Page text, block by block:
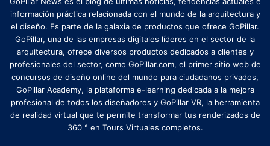
información práctica relacionada con el mundo de la arquitectura y
el diseño. Es parte de la galaxia de productos que ofrece GoPillar.
GoPillar, una de las empresas digitales líderes en el sector de la
arquitectura, ofrece diversos productos dedicados a clientes y
profesionales del sector, como GoPillar.com, el primer sitio web de
concursos de diseño online del mundo para ciudadanos privados,
GoPillar Academy, la plataforma e-learning dedicada a la mejora
profesional de todos los diseñadores y GoPillar VR, la herramienta
de realidad virtual que te permite transformar tus renderizados de
360 ​​° en Tours Virtuales completos.